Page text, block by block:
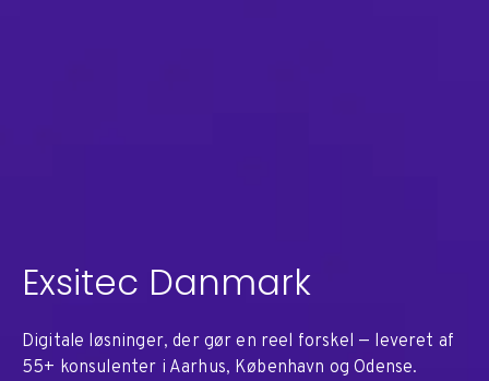
Exsitec Danmark
Digitale løsninger, der gør en reel forskel — leveret af
55+ konsulenter i Aarhus, København og Odense.